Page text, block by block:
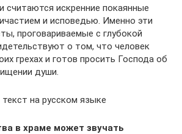
искренние покаянные
и исповедью. Именно эти
проговариваемые с глубокой
о том, что человек
грехах и готов просить Господа об
души.
на русском языке
в храме может звучать